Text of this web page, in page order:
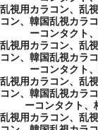
乱視用カラコン、乱
コン、韓国乱視カラ
ーコンタクト
乱視用カラコン、乱
コン、韓国乱視カラ
ーコンタクト
乱視用カラコン、乱
コン、韓国乱視カラ
ーコンタクト、
乱視用カラコン、乱